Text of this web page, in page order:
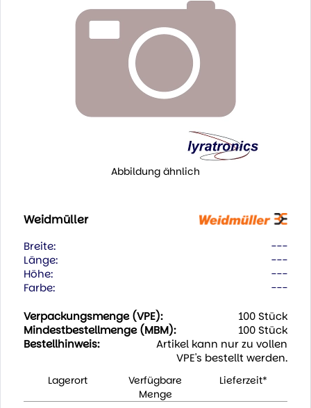
Abbildung ähnlich
Weidmüller
Breite:
---
Länge:
---
Höhe:
---
Farbe:
---
Verpackungsmenge (VPE):
100 Stück
Mindestbestellmenge (MBM):
100 Stück
Bestellhinweis:
Artikel kann nur zu vollen
VPE's bestellt werden.
Lagerort
Verfügbare
Menge
Lieferzeit*